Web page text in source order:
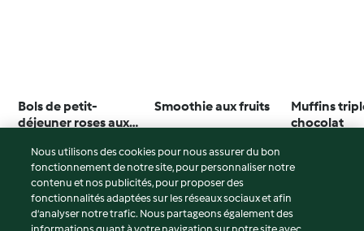
Bols de petit-
déjeuner roses aux
Smoothie aux fruits
Muffins
chocolat
© Copyright 2026
Nous utilisons des cookies pour nous assurer du bon
fonctionnement de notre site, pour personnaliser notre
contenu et nos publicités, pour proposer des
fonctionnalités adaptées sur les réseaux sociaux et afin
d’analyser notre trafic. Nous partageons également des